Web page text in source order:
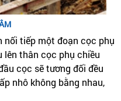
nối tiếp một đoạn cọc phụ
lên thân cọc phụ chiều
cọc sẽ tương đối đều
nhô không bằng nhau,